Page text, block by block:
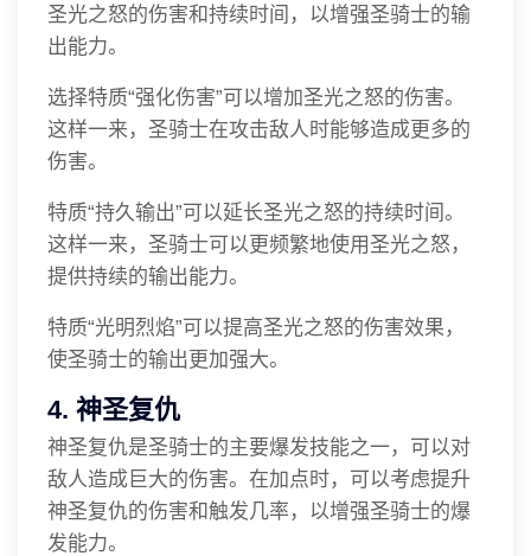
圣光之怒的伤害和持续时间，以增强圣骑士的输
出能力。
选择特质“强化伤害”可以增加圣光之怒的伤害。
这样一来，圣骑士在攻击敌人时能够造成更多的
伤害。
特质“持久输出”可以延长圣光之怒的持续时间。
这样一来，圣骑士可以更频繁地使用圣光之怒，
提供持续的输出能力。
特质“光明烈焰”可以提高圣光之怒的伤害效果，
使圣骑士的输出更加强大。
4. 神圣复仇
神圣复仇是圣骑士的主要爆发技能之一，可以对
敌人造成巨大的伤害。在加点时，可以考虑提升
神圣复仇的伤害和触发几率，以增强圣骑士的爆
发能力。